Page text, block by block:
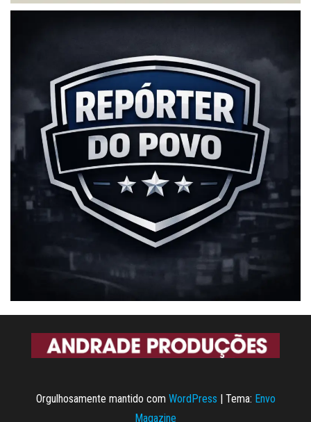
Orgulhosamente mantido com WordPress | Tema: Envo
Magazine